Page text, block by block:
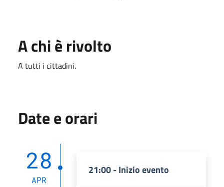
A chi è rivolto
A tutti i cittadini.
Date e orari
28
APR
21:00 - Inizio evento